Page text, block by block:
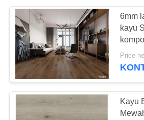
KONTROL
KUALITAS
HUBUNGI
KAMI
BERITA
Lantai PVC
homogen
6mm
kayu
Kayu